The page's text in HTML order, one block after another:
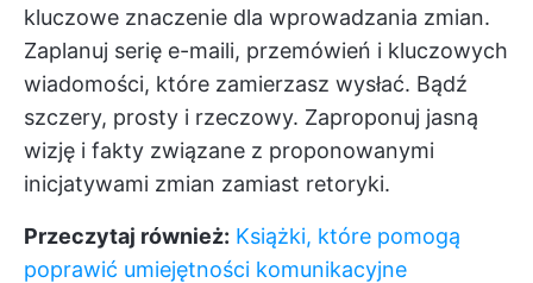
kluczowe znaczenie dla wprowadzania zmian.
Zaplanuj serię e-maili, przemówień i kluczowych
wiadomości, które zamierzasz wysłać. Bądź
szczery, prosty i rzeczowy. Zaproponuj jasną
wizję i fakty związane z proponowanymi
inicjatywami zmian zamiast retoryki.
Przeczytaj również: Książki, które pomogą
poprawić umiejętności komunikacyjne